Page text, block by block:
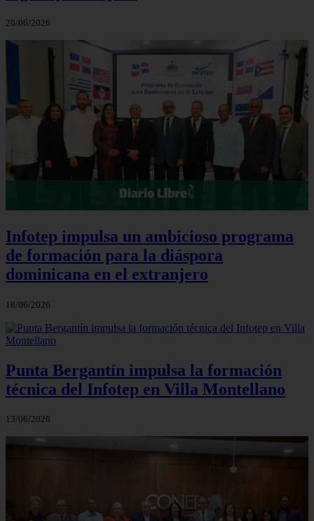
20/06/2026
Infotep impulsa un ambicioso programa
de formación para la diáspora
dominicana en el extranjero
18/06/2026
Punta Bergantín impulsa la formación
técnica del Infotep en Villa Montellano
13/06/2026